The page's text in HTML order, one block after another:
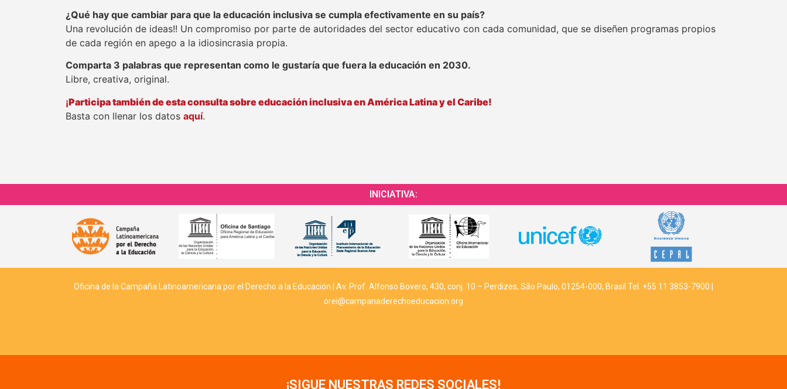
¿Qué hay que cambiar para que la educación inclusiva se cumpla efectivamente en su país?
Una revolución de ideas!! Un compromiso por parte de autoridades del sector educativo con cada comunidad, que se diseñen programas propios
de cada región en apego a la idiosincrasia propia.
Comparta 3 palabras que representan como le gustaría que fuera la educación en 2030.
Libre, creativa, original.
¡Participa también de esta consulta sobre educación inclusiva en América Latina y el Caribe!
Basta con llenar los datos aquí.
INICIATIVA:
Oficina de la Campaña Latinoamericana por el Derecho a la Educación | Av. Prof. Alfonso Bovero, 430, conj. 10 – Perdizes, São Paulo, 01254-000, Brasil Tel. +55 11 3853-7900 |
orei@campanaderechoeducacion.org
¡SIGUE NUESTRAS REDES SOCIALES!